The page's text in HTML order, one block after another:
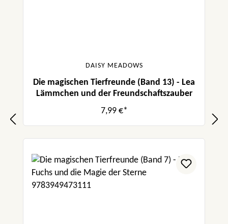
DAISY MEADOWS
Die magischen Tierfreunde (Band 13) - Lea
Lämmchen und der Freundschaftszauber
7,99 €*